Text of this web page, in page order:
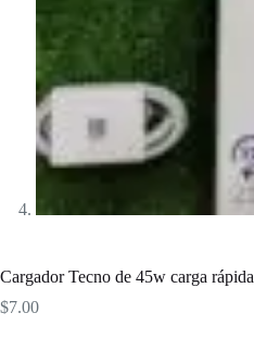
Cargador Tecno de 45w carga rápida
$7.00